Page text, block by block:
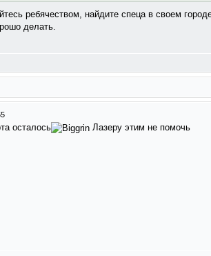
ребячеством, найдите спеца в своем
делать.
осталось Лазеру этим не помочь